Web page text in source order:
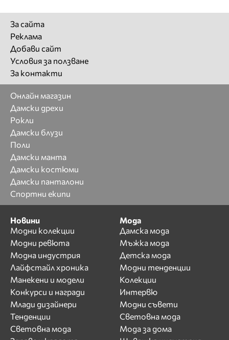
За сайта
Реклама
Добави сайт
Условия за ползване
За контакти
Онлайн магазин
Дамски дрехи
Рокли
Дамски блузи
Поли
Дамски манта
Дамски костюми
Дамски панталони
Спортни екипи
Новини
Модни колекции
Модни ревюта
Модна индустрия
Лайфстайл хроника
Манекени и модели
Конкурси и награди
Млади дизайнери
Тенденции
Световна мода
Мода
Дамска мода
Мъжка мода
Детска мода
Модни тенденции
Колекции
Интервю
Модни съвети
Световна мода
Мода за дома